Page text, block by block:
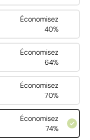
Économisez
40%
Économisez
64%
Économisez
70%
Économisez
74%